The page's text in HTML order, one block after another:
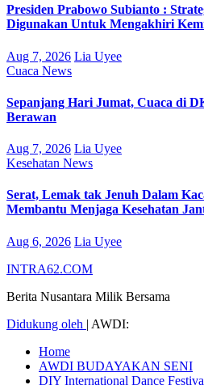
Presiden Prabowo Subianto :
Digunakan Untuk Mengakhiri
Aug 7, 2026 Lia Uyee
Cuaca News
Sepanjang Hari Jumat, Cuaca di
Berawan
Aug 7, 2026 Lia Uyee
Kesehatan News
Serat, Lemak tak Jenuh Dalam
Membantu Menjaga Kesehatan
Aug 6, 2026 Lia Uyee
INTRA62.COM
Berita Nusantara Milik Bersama
Didukung oleh | AWDI:
Home
AWDI BUDAYAKAN SENI
DIY International Dance